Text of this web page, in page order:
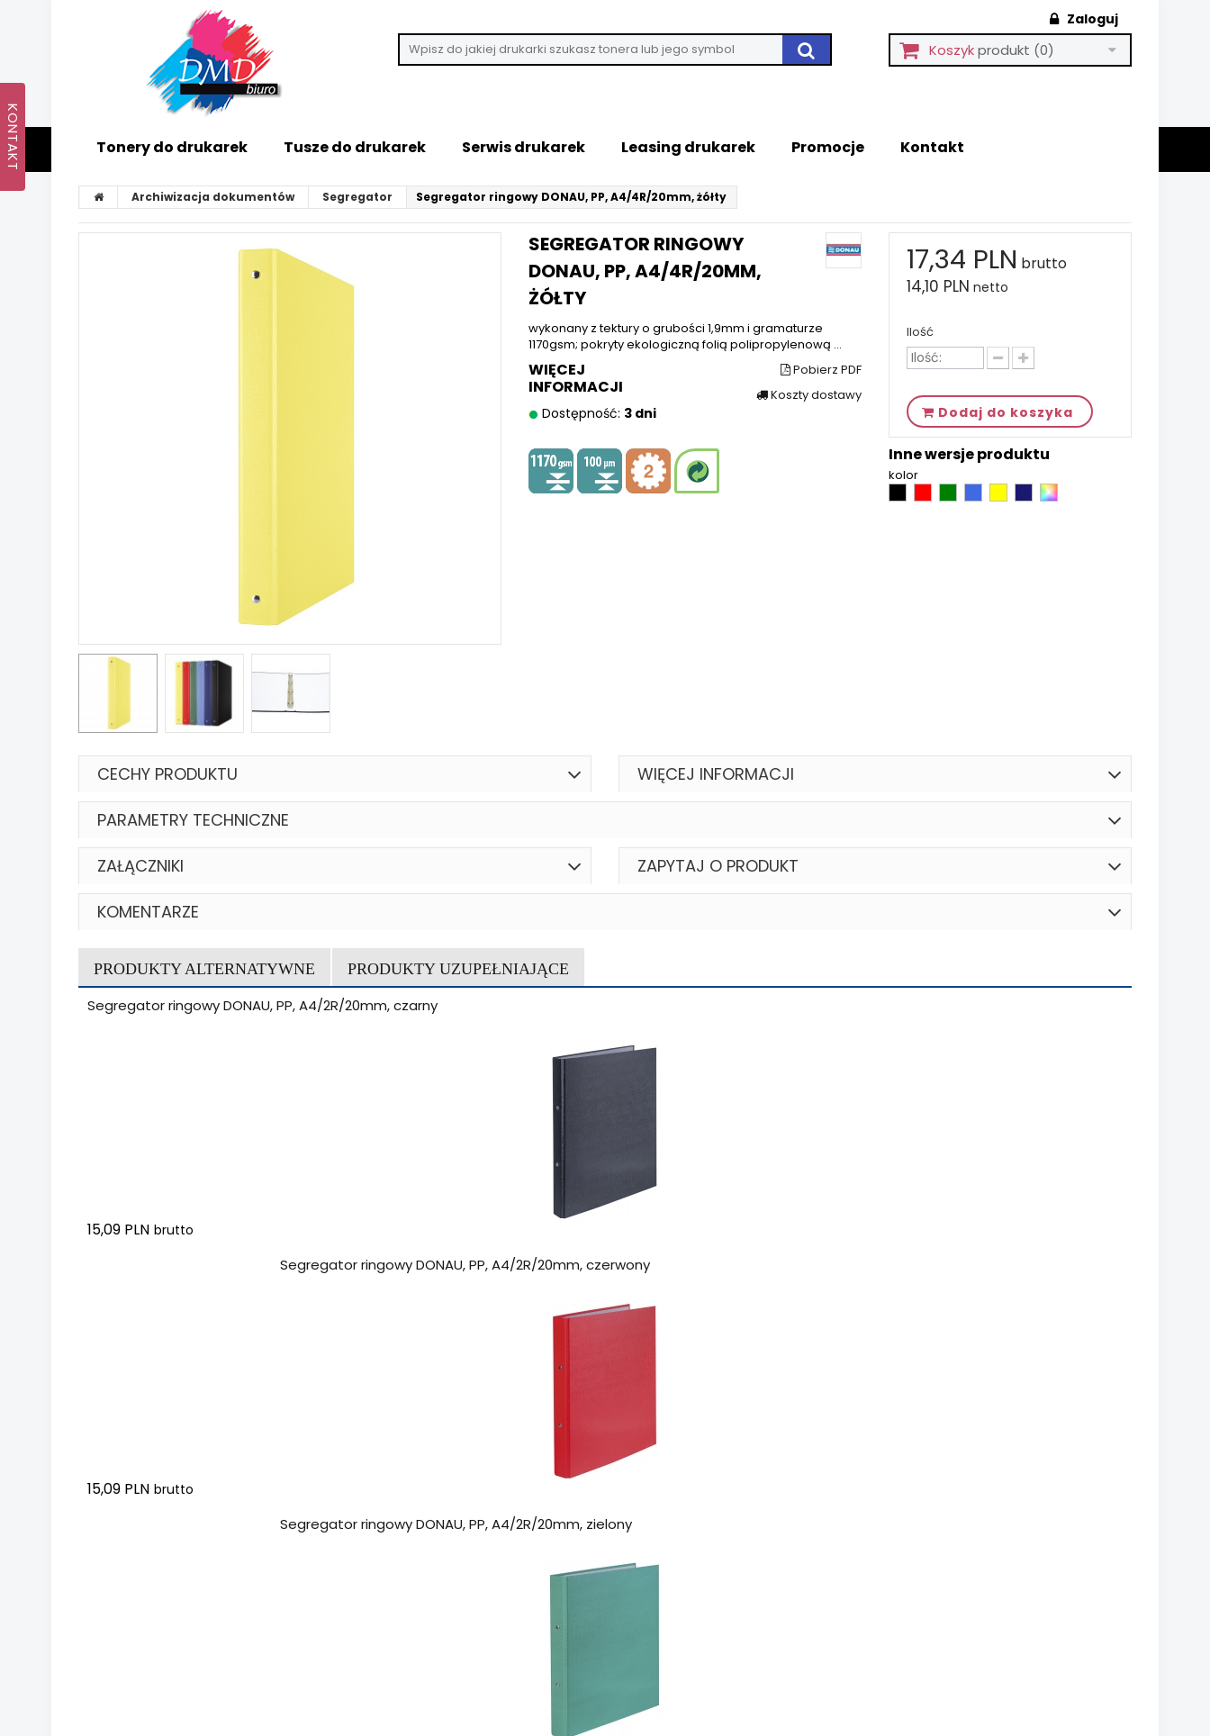
Zaloguj
Koszykprodukt (0)
Tonery do drukarek Tusze do drukarek Serwis drukarek Leasing drukarek Promocje Kontakt
Archiwizacja dokumentów Segregator Segregator ringowy DONAU, PP, A4/4R/20mm, żółty
SEGREGATOR RINGOWY
DONAU, PP, A4/4R/20MM,
ŻÓŁTY
wykonany z tektury o grubości 1,9mm i gramaturze
1170gsm; pokryty ekologiczną folią polipropylenową ...
WIĘCEJ
INFORMACJI
Dostępność: 3 dni
Pobierz PDF
Koszty dostawy
17,34 PLN brutto
14,10 PLN netto
Ilość
Dodaj do koszyka
Inne wersje produktu
kolor
CECHY PRODUKTU WIĘCEJ INFORMACJI
PARAMETRY TECHNICZNE
ZAŁĄCZNIKI ZAPYTAJ O PRODUKT
KOMENTARZE
PRODUKTY ALTERNATYWNE PRODUKTY UZUPEŁNIAJĄCE
Segregator ringowy DONAU, PP, A4/2R/20mm, czarny
15,09 PLN brutto
Segregator ringowy DONAU, PP, A4/2R/20mm, czerwony
15,09 PLN brutto
Segregator ringowy DONAU, PP, A4/2R/20mm, zielony